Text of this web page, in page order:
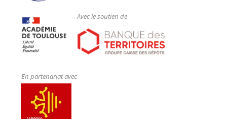
Avec le soutien de
En partenariat avec